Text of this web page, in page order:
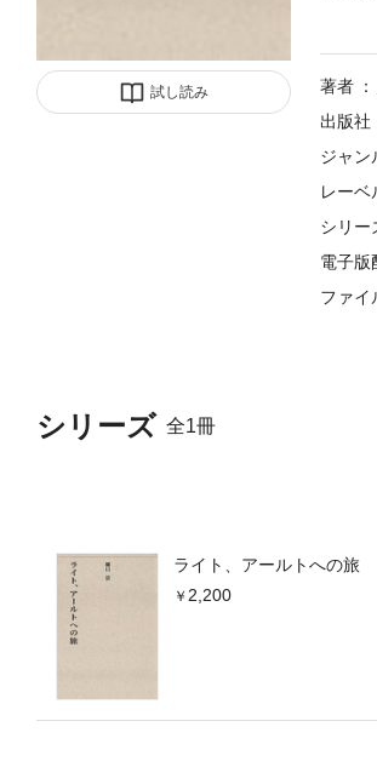
試し読み
シリーズ 全1冊
ライト、アールトへの旅
2,200
人間
著者
出版社
ジャン
レーベ
シリー
電子版
ファイ